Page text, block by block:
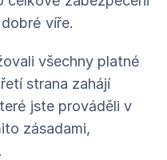
víře.
všechny platné
strana zahájí
jste prováděli v
zásadami,